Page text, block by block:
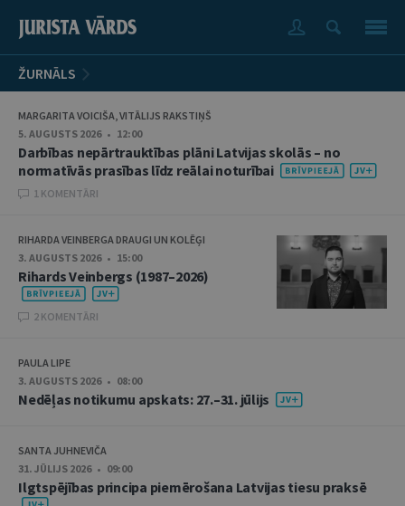
ŽURNĀLS
MARGARITA VOICIŠA, VITĀLIJS RAKSTIŅŠ
5. AUGUSTS 2026 • 12:00
Darbības nepārtrauktības plāni Latvijas skolās – no
normatīvās prasības līdz reālai noturībai
1 KOMENTĀRI
RIHARDA VEINBERGA DRAUGI UN KOLĒĢI
3. AUGUSTS 2026 • 15:00
Rihards Veinbergs (1987–2026)
2 KOMENTĀRI
PAULA LIPE
3. AUGUSTS 2026 • 08:00
Nedēļas notikumu apskats: 27.–31. jūlijs
SANTA JUHNEVIČA
31. JŪLIJS 2026 • 09:00
Ilgtspējības principa piemērošana Latvijas tiesu praksē